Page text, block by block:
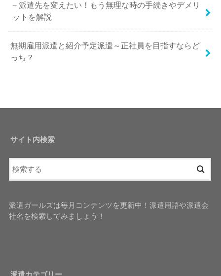
派遣先を変えたい！もう無理な時の手続きやデメリ
ットを解説
無期雇用派遣と紹介予定派遣～正社員を目指すならど
っち？
サイト内検索
派遣ガールズは毎月コンテンツを更新中！派遣用語や派遣会
社名を検索してみましょう！